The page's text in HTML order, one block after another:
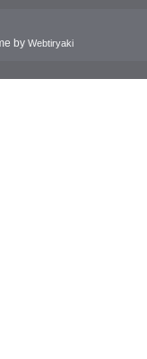
by Webtiryaki